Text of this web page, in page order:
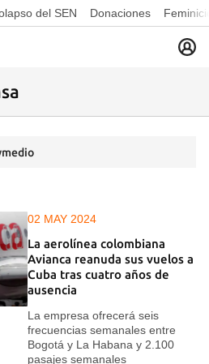
del SEN Donaciones
02 MAY 2024
La aerolínea colombiana
Avianca reanuda sus vuelos a
Cuba tras cuatro años de
ausencia
La empresa ofrecerá seis
frecuencias semanales entre
Bogotá y La Habana y 2.100
pasajes semanales